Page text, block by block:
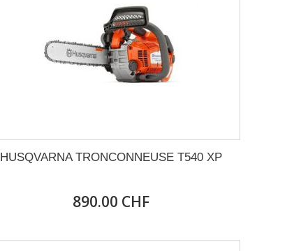
HUSQVARNA TRONCONNEUSE T540 XP
890.00 CHF